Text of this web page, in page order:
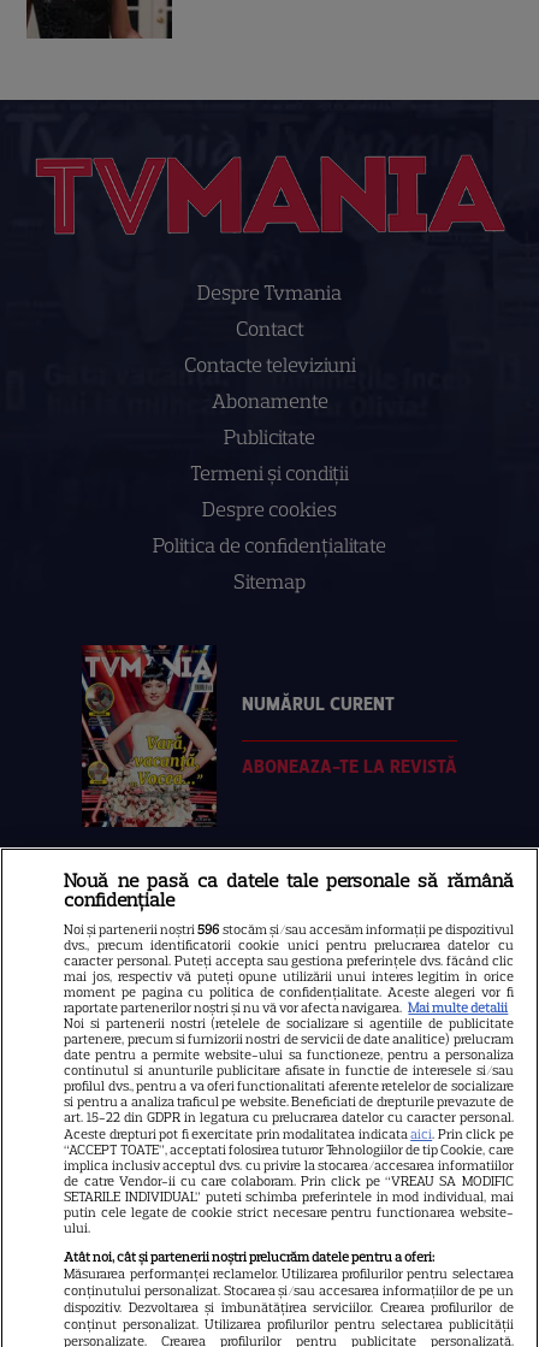
Despre Tvmania
Contact
Contacte televiziuni
Abonamente
Publicitate
Termeni și condiții
Despre cookies
Politica de confidenţialitate
Sitemap
NUMĂRUL CURENT
ABONEAZA-TE LA REVISTĂ
Libertatea
Libertatea pentru femei
GSP
Știri mondene
Avantaje
Elle
Unica
Retete practice
URMĂREȘTE-NE PE
Copyright2026Ringier Romania – Toate Drepturile rezervate
Nouă ne pasă ca datele tale personale să rămână
confidențiale
Noi și partenerii noștri596 stocăm și/sau accesăm informații pe dispozitivul
dvs., precum identificatorii cookie unici pentru prelucrarea datelor cu
caracter personal. Puteți accepta sau gestiona preferințele dvs. făcând clic
mai jos, respectiv vă puteți opune utilizării unui interes legitim în orice
moment pe pagina cu politica de confidențialitate. Aceste alegeri vor fi
raportate partenerilor noștri și nu vă vor afecta navigarea. Mai multe detalii
Noi si partenerii nostri (retelele de socializare si agentiile de publicitate
partenere, precum si furnizorii nostri de servicii de date analitice) prelucram
date pentru a permite website-ului sa functioneze, pentru a personaliza
continutul si anunturile publicitare afisate in functie de interesele si/sau
profilul dvs., pentru a va oferi functionalitati aferente retelelor de socializare
si pentru a analiza traficul pe website. Beneficiati de drepturile prevazute de
art. 15-22 din GDPR in legatura cu prelucrarea datelor cu caracter personal.
Aceste drepturi pot fi exercitate prin modalitatea indicataaici. Prin click pe
“ACCEPT TOATE”, acceptati folosirea tuturor Tehnologiilor de tip Cookie, care
implica inclusiv acceptul dvs. cu privire la stocarea/accesarea informatiilor
de catre Vendor-ii cu care colaboram. Prin click pe “VREAU SA MODIFIC
SETARILE INDIVIDUAL” puteti schimba preferintele in mod individual, mai
putin cele legate de cookie strict necesare pentru functionarea website-
ului.
Atât noi, cât și partenerii noștri prelucrăm datele pentru a oferi:
Măsurarea performanței reclamelor. Utilizarea profilurilor pentru selectarea
conținutului personalizat. Stocarea și/sau accesarea informațiilor de pe un
dispozitiv. Dezvoltarea și îmbunătățirea serviciilor. Crearea profilurilor de
conținut personalizat. Utilizarea profilurilor pentru selectarea publicității
personalizate. Crearea profilurilor pentru publicitate personalizată.